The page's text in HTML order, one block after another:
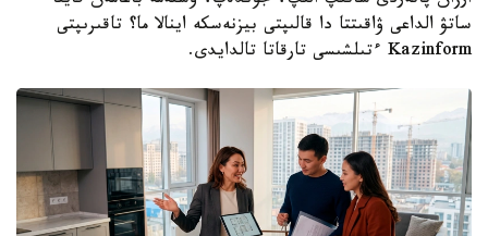
ساتۋ الداعى ۋاقىتتا دا قالىپتى بيزنەسكە اينالا ما؟ تاقىرىپتى
Kazinform ءتىلشىسى تارقاتا تالدايدى.